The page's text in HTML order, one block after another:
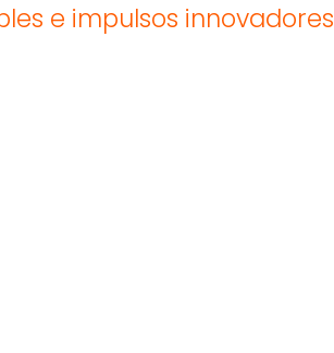
e impulsos innovadores